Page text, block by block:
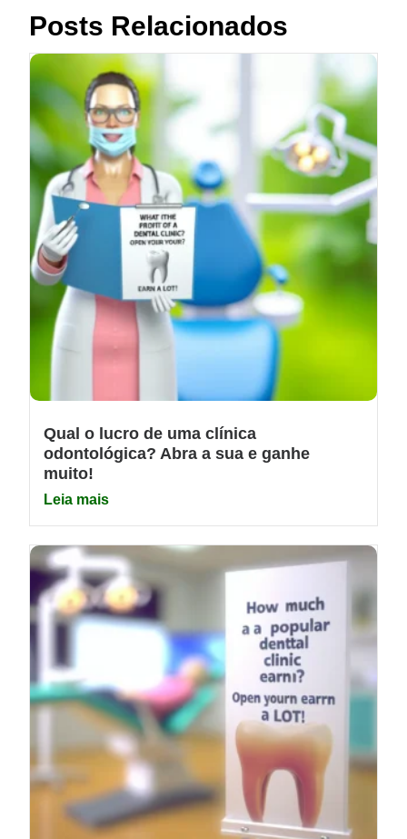
Posts Relacionados
Qual o lucro de uma clínica
odontológica? Abra a sua e ganhe
muito!
Leia mais